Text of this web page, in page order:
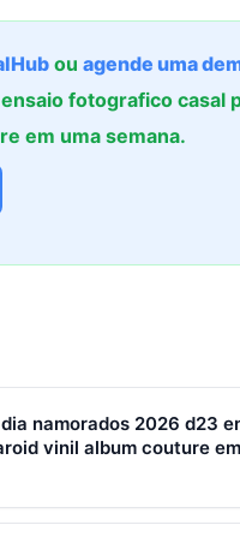
ou agende uma
fotografico casal
em uma semana.
namorados 2026 d23
vinil album couture
ensaio fotografico casal